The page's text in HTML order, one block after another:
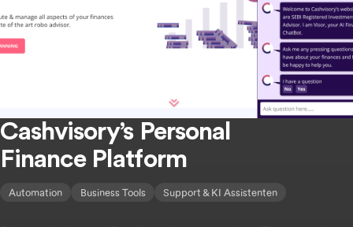
Cashvisory’s Personal
Finance Platform
Automation Business Tools Support & KI Assistenten